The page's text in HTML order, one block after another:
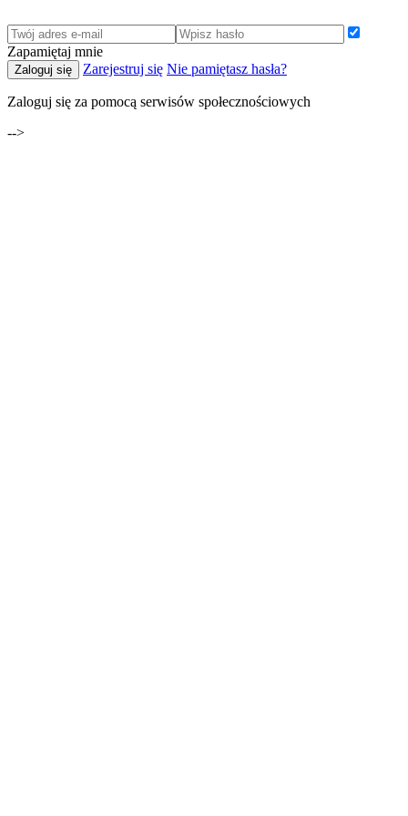
Zapamiętaj mnie
Zaloguj się Zarejestruj się Nie pamiętasz hasła?
Zaloguj się za pomocą serwisów społecznościowych
-->